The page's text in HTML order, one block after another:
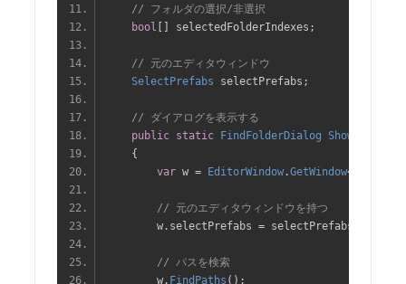
// フォルダの選択/非選択
bool
selectedFolderIndexes ;
// 元のエディタウィンドウ
SelectPrefabs selectPrefabs ;
// ダイアログを表示する
public static FindFolderDialog ShowDialog
{
var w = EditorWindow .GetWindow<
// 元のエディタウィンドウを持つ
        w
. selectPrefabs = selectPrefabs
// パスを検索
        w
. FindPaths ();